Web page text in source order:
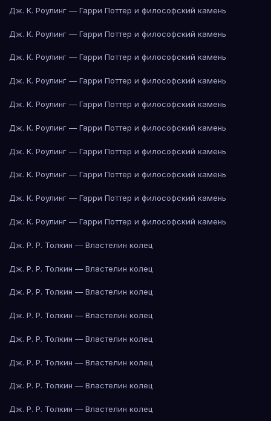
Дж. К. Роулинг — Гарри Поттер и философский камень
Дж. К. Роулинг — Гарри Поттер и философский камень
Дж. К. Роулинг — Гарри Поттер и философский камень
Дж. К. Роулинг — Гарри Поттер и философский камень
Дж. К. Роулинг — Гарри Поттер и философский камень
Дж. К. Роулинг — Гарри Поттер и философский камень
Дж. К. Роулинг — Гарри Поттер и философский камень
Дж. К. Роулинг — Гарри Поттер и философский камень
Дж. К. Роулинг — Гарри Поттер и философский камень
Дж. К. Роулинг — Гарри Поттер и философский камень
Дж. Р. Р. Толкин — Властелин колец
Дж. Р. Р. Толкин — Властелин колец
Дж. Р. Р. Толкин — Властелин колец
Дж. Р. Р. Толкин — Властелин колец
Дж. Р. Р. Толкин — Властелин колец
Дж. Р. Р. Толкин — Властелин колец
Дж. Р. Р. Толкин — Властелин колец
Дж. Р. Р. Толкин — Властелин колец